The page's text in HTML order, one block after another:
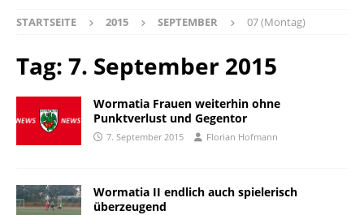
STARTSEITE 2015 SEPTEMBER 07 (Montag)
Tag: 7. September 2015
Wormatia Frauen weiterhin ohne
Punktverlust und Gegentor
7. September 2015 Florian Hofmann
Wormatia II endlich auch spielerisch
überzeugend